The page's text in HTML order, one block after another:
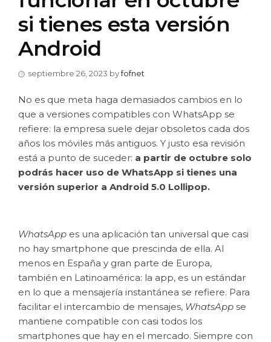
si tienes esta versión
Android
septiembre 26, 2023 byfofnet
No es que meta haga demasiados cambios en lo
que a versiones compatibles con WhatsApp se
refiere: la empresa suele dejar obsoletos cada dos
años los móviles más antiguos. Y justo esa revisión
está a punto de suceder: a partir de octubre solo
podrás hacer uso de WhatsApp si tienes una
versión superior a Android 5.0 Lollipop.
WhatsApp es una aplicación tan universal que casi
no hay smartphone que prescinda de ella. Al
menos en España y gran parte de Europa,
también en Latinoamérica: la app, es un estándar
en lo que a mensajería instantánea se refiere. Para
facilitar el intercambio de mensajes, WhatsApp se
mantiene compatible con casi todos los
smartphones que hay en el mercado. Siempre con